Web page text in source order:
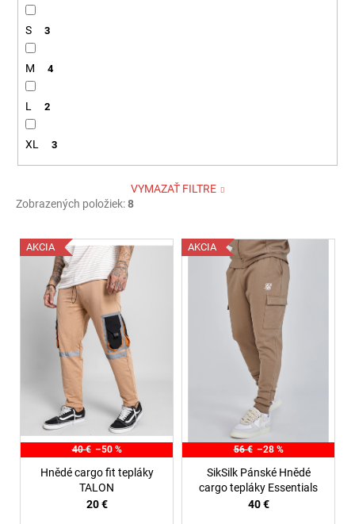
S 3
M 4
L 2
XL 3
VYMAZAŤ FILTRE
Zobrazených položiek:8
V
k
AKCIA
40 € –50 %
Hnědé cargo fit tepláky
TALON
20 €
AKCIA
56 € –28 %
SikSilk Pánské Hnědé
cargo tepláky Essentials
40 €